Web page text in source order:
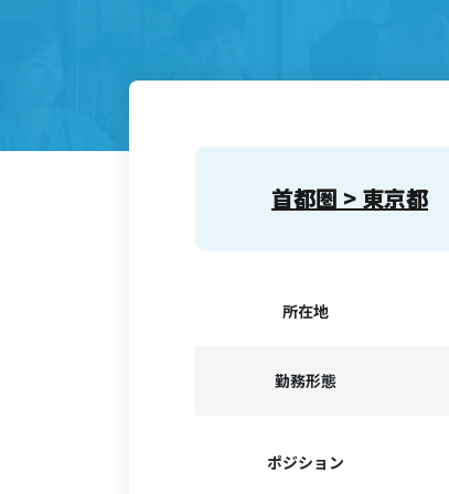
首都圏 > 東京都
所在地
勤務形態
ポジション